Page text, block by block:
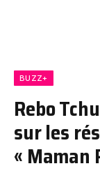
BUZZ+
Rebo
sur les
« Maman